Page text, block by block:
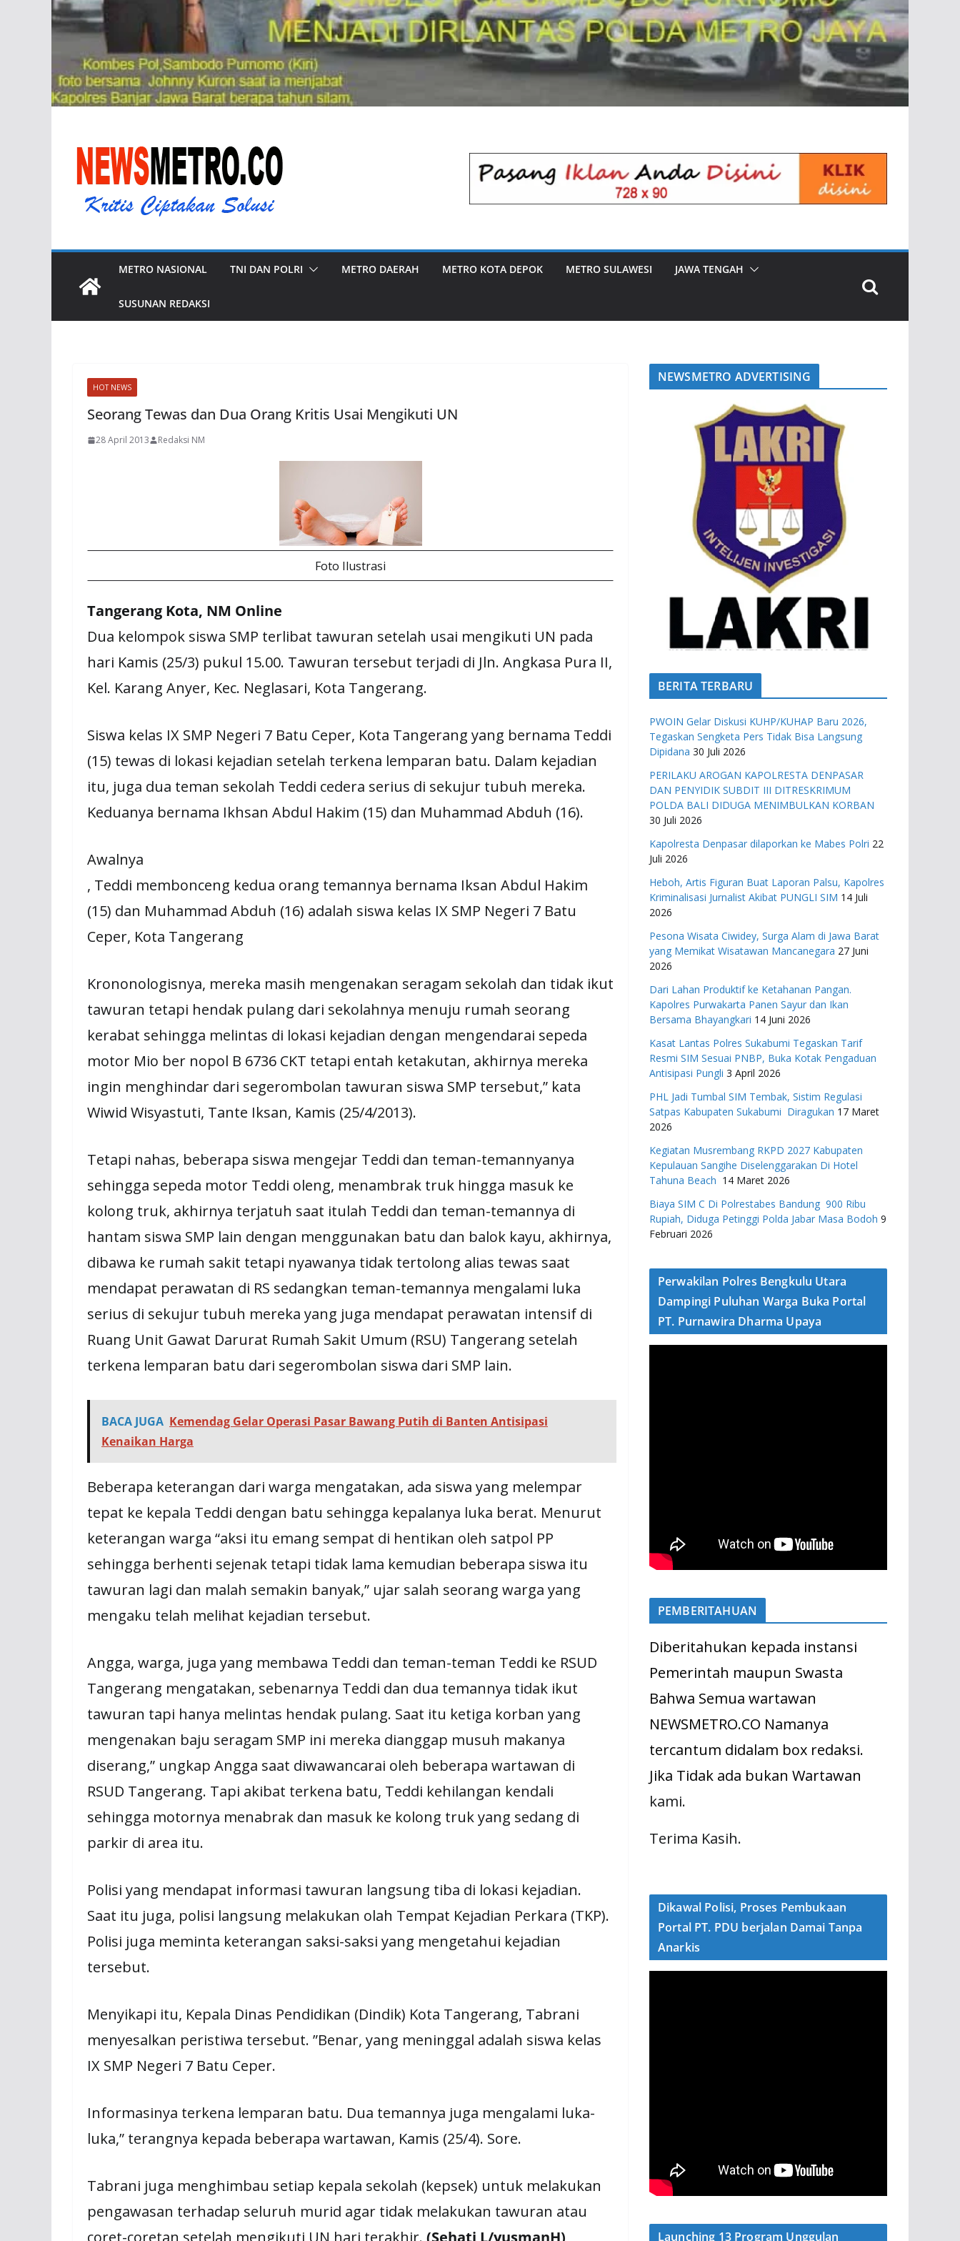
METRO NASIONAL TNI DAN POLRI METRO DAERAH METRO KOTA DEPOK METRO SULAWESI JAWA TENGAH
SUSUNAN REDAKSI
HOT NEWS
Seorang Tewas dan Dua Orang Kritis Usai Mengikuti UN
28 April 2013 Redaksi NM
Foto Ilustrasi
Tangerang Kota, NM Online
Dua kelompok siswa SMP terlibat tawuran setelah usai mengikuti UN pada
hari Kamis (25/3) pukul 15.00. Tawuran tersebut terjadi di Jln. Angkasa Pura II,
Kel. Karang Anyer, Kec. Neglasari, Kota Tangerang.
Siswa kelas IX SMP Negeri 7 Batu Ceper, Kota Tangerang yang bernama Teddi
(15) tewas di lokasi kejadian setelah terkena lemparan batu. Dalam kejadian
itu, juga dua teman sekolah Teddi cedera serius di sekujur tubuh mereka.
Keduanya bernama Ikhsan Abdul Hakim (15) dan Muhammad Abduh (16).
Awalnya
, Teddi membonceng kedua orang temannya bernama Iksan Abdul Hakim
(15) dan Muhammad Abduh (16) adalah siswa kelas IX SMP Negeri 7 Batu
Ceper, Kota Tangerang
Krononologisnya, mereka masih mengenakan seragam sekolah dan tidak ikut
tawuran tetapi hendak pulang dari sekolahnya menuju rumah seorang
kerabat sehingga melintas di lokasi kejadian dengan mengendarai sepeda
motor Mio ber nopol B 6736 CKT tetapi entah ketakutan, akhirnya mereka
ingin menghindar dari segerombolan tawuran siswa SMP tersebut,” kata
Wiwid Wisyastuti, Tante Iksan, Kamis (25/4/2013).
Tetapi nahas, beberapa siswa mengejar Teddi dan teman-temannyanya
sehingga sepeda motor Teddi oleng, menambrak truk hingga masuk ke
kolong truk, akhirnya terjatuh saat itulah Teddi dan teman-temannya di
hantam siswa SMP lain dengan menggunakan batu dan balok kayu, akhirnya,
dibawa ke rumah sakit tetapi nyawanya tidak tertolong alias tewas saat
mendapat perawatan di RS sedangkan teman-temannya mengalami luka
serius di sekujur tubuh mereka yang juga mendapat perawatan intensif di
Ruang Unit Gawat Darurat Rumah Sakit Umum (RSU) Tangerang setelah
terkena lemparan batu dari segerombolan siswa dari SMP lain.
BACA JUGA Kemendag Gelar Operasi Pasar Bawang Putih di Banten Antisipasi
Kenaikan Harga
Beberapa keterangan dari warga mengatakan, ada siswa yang melempar
tepat ke kepala Teddi dengan batu sehingga kepalanya luka berat. Menurut
keterangan warga “aksi itu emang sempat di hentikan oleh satpol PP
sehingga berhenti sejenak tetapi tidak lama kemudian beberapa siswa itu
tawuran lagi dan malah semakin banyak,” ujar salah seorang warga yang
mengaku telah melihat kejadian tersebut.
Angga, warga, juga yang membawa Teddi dan teman-teman Teddi ke RSUD
Tangerang mengatakan, sebenarnya Teddi dan dua temannya tidak ikut
tawuran tapi hanya melintas hendak pulang. Saat itu ketiga korban yang
mengenakan baju seragam SMP ini mereka dianggap musuh makanya
diserang,” ungkap Angga saat diwawancarai oleh beberapa wartawan di
RSUD Tangerang. Tapi akibat terkena batu, Teddi kehilangan kendali
sehingga motornya menabrak dan masuk ke kolong truk yang sedang di
parkir di area itu.
Polisi yang mendapat informasi tawuran langsung tiba di lokasi kejadian.
Saat itu juga, polisi langsung melakukan olah Tempat Kejadian Perkara (TKP).
Polisi juga meminta keterangan saksi-saksi yang mengetahui kejadian
tersebut.
Menyikapi itu, Kepala Dinas Pendidikan (Dindik) Kota Tangerang, Tabrani
menyesalkan peristiwa tersebut. ”Benar, yang meninggal adalah siswa kelas
IX SMP Negeri 7 Batu Ceper.
Informasinya terkena lemparan batu. Dua temannya juga mengalami luka-
luka,” terangnya kepada beberapa wartawan, Kamis (25/4). Sore.
Tabrani juga menghimbau setiap kepala sekolah (kepsek) untuk melakukan
pengawasan terhadap seluruh murid agar tidak melakukan tawuran atau
NEWSMETRO ADVERTISING
BERITA TERBARU
PWOIN Gelar Diskusi KUHP/KUHAP Baru 2026,
Tegaskan Sengketa Pers Tidak Bisa Langsung
Dipidana 30 Juli 2026
PERILAKU AROGAN KAPOLRESTA DENPASAR
DAN PENYIDIK SUBDIT III DITRESKRIMUM
POLDA BALI DIDUGA MENIMBULKAN KORBAN
30 Juli 2026
Kapolresta Denpasar dilaporkan ke Mabes Polri 22
Juli 2026
Heboh, Artis Figuran Buat Laporan Palsu, Kapolres
Kriminalisasi Jurnalist Akibat PUNGLI SIM 14 Juli
2026
Pesona Wisata Ciwidey, Surga Alam di Jawa Barat
yang Memikat Wisatawan Mancanegara 27 Juni
2026
Dari Lahan Produktif ke Ketahanan Pangan.
Kapolres Purwakarta Panen Sayur dan Ikan
Bersama Bhayangkari 14 Juni 2026
Kasat Lantas Polres Sukabumi Tegaskan Tarif
Resmi SIM Sesuai PNBP, Buka Kotak Pengaduan
Antisipasi Pungli 3 April 2026
PHL Jadi Tumbal SIM Tembak, Sistim Regulasi
Satpas Kabupaten Sukabumi Diragukan 17 Maret
2026
Kegiatan Musrembang RKPD 2027 ​Kabupaten
Kepulauan Sangihe Diselenggarakan Di Hotel
Tahuna Beach 14 Maret 2026
Biaya SIM C Di Polrestabes Bandung 900 Ribu
Rupiah, Diduga Petinggi Polda Jabar Masa Bodoh 9
Februari 2026
Perwakilan Polres Bengkulu Utara
Dampingi Puluhan Warga Buka Portal
PT. Purnawira Dharma Upaya
PEMBERITAHUAN
Diberitahukan kepada instansi
Pemerintah maupun Swasta
Bahwa Semua wartawan
NEWSMETRO.CO Namanya
tercantum didalam box redaksi.
Jika Tidak ada bukan Wartawan
kami.
Terima Kasih.
Dikawal Polisi, Proses Pembukaan
Portal PT. PDU berjalan Damai Tanpa
Anarkis
Launching 13 Program Unggulan